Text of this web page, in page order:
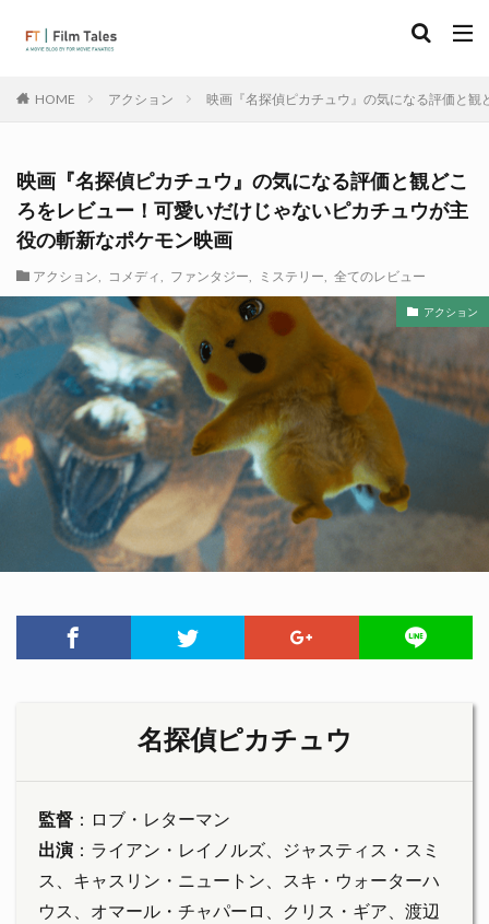
HOME アクション 映画『名探偵ピカチュウ』の気になる評価と
映画『名探偵ピカチュウ』の気になる評価と観どこ
ろをレビュー！可愛いだけじゃないピカチュウが主
役の斬新なポケモン映画
アクション コメディ ファンタジー ミステリー 全てのレビュー
アクション
名探偵ピカチュウ
監督 ：ロブ・レターマン
出演 ：ライアン・レイノルズ、ジャスティス・スミ
ス、キャスリン・ニュートン、スキ・ウォーターハ
ウス、オマール・チャパーロ、クリス・ギア、渡辺